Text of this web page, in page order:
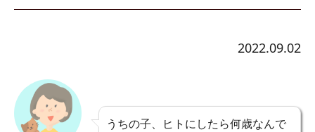
2022.09.02
うちの子、ヒトにしたら何歳なんで